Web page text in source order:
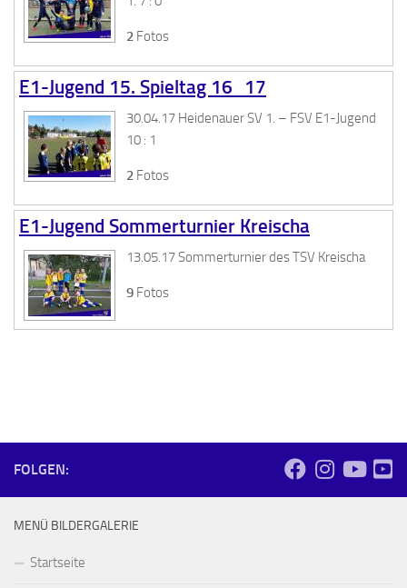
2 Fotos
E1-Jugend 15. Spieltag 16_17
30.04.17 Heidenauer SV 1. – FSV E1-Jugend
10 : 1
2 Fotos
E1-Jugend Sommerturnier Kreischa
13.05.17 Sommerturnier des TSV Kreischa
9 Fotos
FOLGEN:
MENÜ BILDERGALERIE
Startseite